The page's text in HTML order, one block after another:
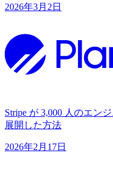
2026年3月2日
Stripe が 3,000 人のエン
展開した方法
2026年2月17日